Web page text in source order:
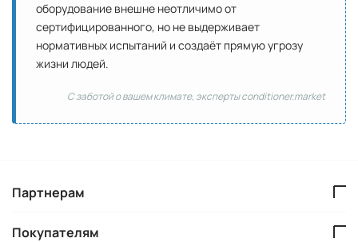
оборудование внешне неотличимо от
сертифицированного, но не выдерживает
нормативных испытаний и создаёт прямую угрозу
жизни людей.
С заботой о вашем климате, эксперты conditioner.market
Партнерам
Покупателям